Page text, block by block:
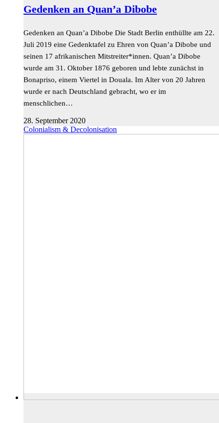
Gedenken an Quan’a Dibobe
Gedenken an Quan’a Dibobe Die Stadt Berlin enthüllte am 22.
Juli 2019 eine Gedenktafel zu Ehren von Quan’a Dibobe und
seinen 17 afrikanischen Mitstreiter*innen. Quan’a Dibobe
wurde am 31. Oktober 1876 geboren und lebte zunächst in
Bonapriso, einem Viertel in Douala. Im Alter von 20 Jahren
wurde er nach Deutschland gebracht, wo er im
menschlichen…
28. September 2020
Colonialism & Decolonisation